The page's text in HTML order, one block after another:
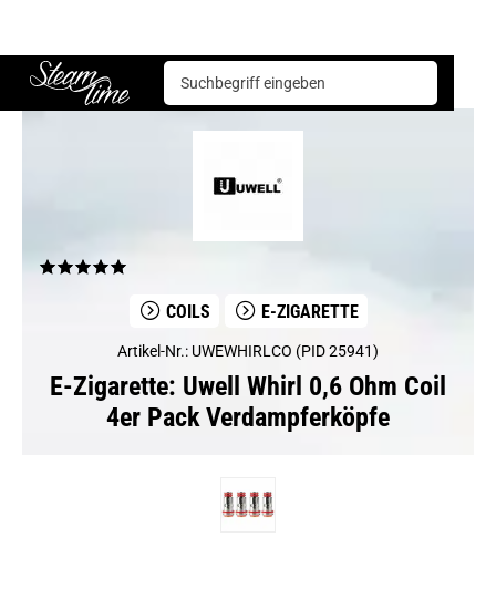
Steam time
E-Zigarette Uwell Whirl 0,6 Ohm Coil 4er Pack Verdampferköpfe
COILS E-ZIGARETTE
Artikel-Nr.: UWEWHIRLCO (PID 25941)
E-Zigarette: Uwell Whirl 0,6 Ohm Coil
4er Pack Verdampferköpfe